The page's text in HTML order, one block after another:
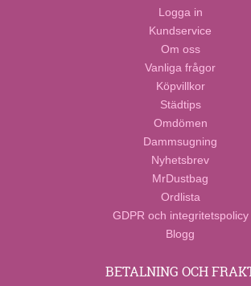
Logga in
Kundservice
Om oss
Vanliga frågor
Köpvillkor
Städtips
Omdömen
Dammsugning
Nyhetsbrev
MrDustbag
Ordlista
GDPR och integritetspolicy
Blogg
BETALNING OCH